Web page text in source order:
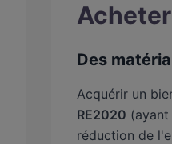
Des
Acquérir un
RE2020
réduction de